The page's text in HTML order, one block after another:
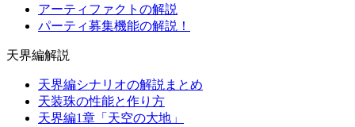
アーティファクトの解説
パーティ募集機能の解説！
天界編解説
天界編シナリオの解説まとめ
天装珠の性能と作り方
天界編1章「天空の大地」